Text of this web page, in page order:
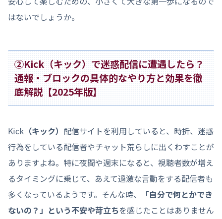
はないでしょうか。
②Kick（キック）で迷惑配信に遭遇したら？
通報・ブロックの具体的なやり方と効果を徹
底解説【2025年版】
Kick （キック） 配信サイトを利用していると、時折、迷惑
行為をしている配信者やチャット荒らしに出くわすことが
ありますよね。特に夜間や週末になると、視聴者数が増え
るタイミングに乗じて、あえて過激な言動をする配信者も
多くなっているようです。そんな時、
「自分で何とかでき
ないの？」という不安や苛立ちを感じたことはありません